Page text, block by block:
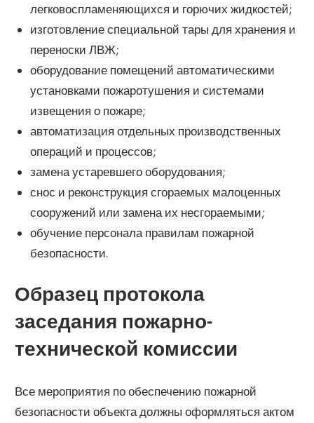
легковоспламеняющихся и горючих жидкостей;
изготовление специальной тары для хранения и
переноски ЛВЖ;
оборудование помещений автоматическими
установками пожаротушения и системами
извещения о пожаре;
автоматизация отдельных производственных
операций и процессов;
замена устаревшего оборудования;
снос и реконструкция сгораемых малоценных
сооружений или замена их несгораемыми;
обучение персонала правилам пожарной
безопасности.
Образец протокола
заседания пожарно-
технической комиссии
Все мероприятия по обеспечению пожарной
безопасности объекта должны оформляться актом